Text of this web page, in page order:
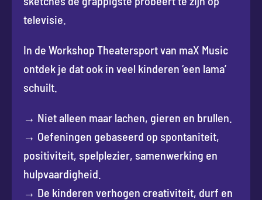
televisie.
In de Workshop Theatersport van maX Music
ontdek je dat ook in veel kinderen ‘een lama’
schuilt.
→ Niet alleen maar lachen, gieren en brullen.
→ Oefeningen gebaseerd op spontaniteit,
positiviteit, spelplezier, samenwerking en
hulpvaardigheid.
→ De kinderen verhogen creativiteit, durf en